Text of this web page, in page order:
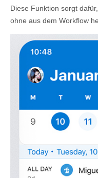
Diese Funktion sorgt
ohne aus dem Workflow